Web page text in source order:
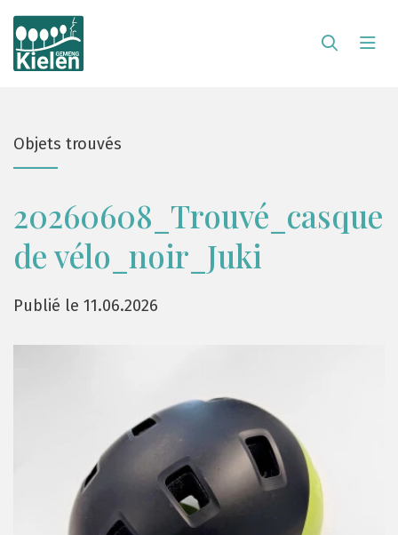
Objets trouvés
20260608_Trouvé_casque
de vélo_noir_Juki
Publié le 11.06.2026